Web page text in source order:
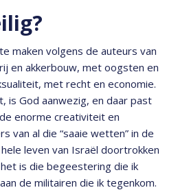
maken volgens de auteurs van
en akkerbouw, met oogsten en
met recht en economie.
is God aanwezig, en daar past
enorme creativiteit en
van al die “saaie wetten” in de
leven van Israël doortrokken
is die begeestering die ik
de militairen die ik tegenkom.